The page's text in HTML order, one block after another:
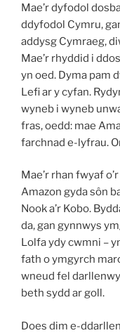
Mae’r dyfodol
ddyfodol Cymru,
addysg Cymraeg,
Mae’r rhyddid i
yn oed. Dyma pam
Lefi ar y cyfan.
wyneb i wyneb
fras, oedd: mae
farchnad e-lyfrau.
Mae’r rhan fwyaf
Amazon gyda sôn
Nook a’r Kobo.
da, gan gynnwys
Lolfa ydy cwmni –
fath o ymgyrch
wneud fel
beth sydd ar goll.
Does dim e-